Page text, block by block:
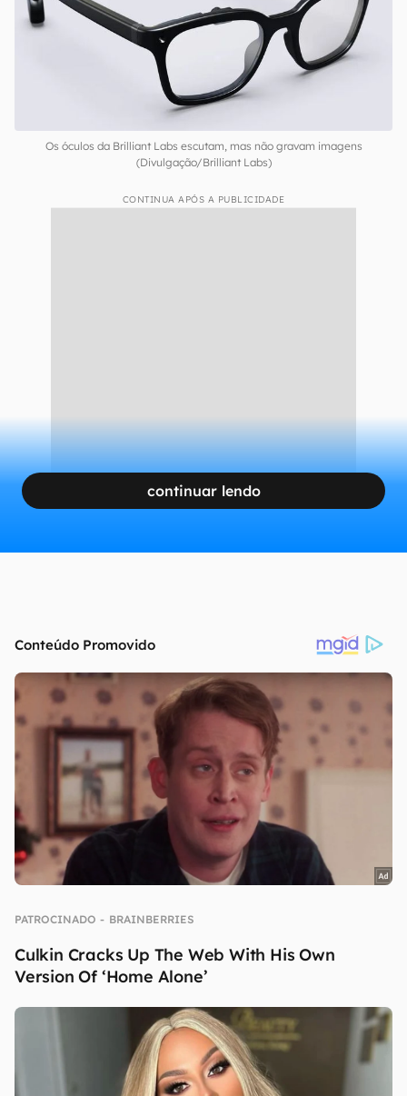
Os óculos da Brilliant Labs escutam, mas não gravam imagens
(Divulgação/Brilliant Labs)
CONTINUA APÓS A PUBLICIDADE
continuar lendo